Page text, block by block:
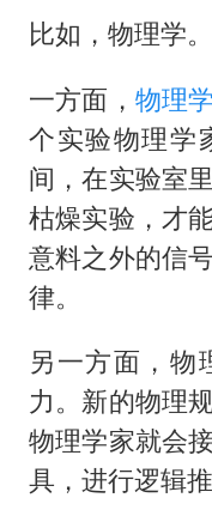
比如，物理学。
一方面， 物理学
个实验物理学
间，在实验室
枯燥实验，才
意料之外的信
律。
另一方面，物
力。新的物理
物理学家就会
具，进行逻辑推